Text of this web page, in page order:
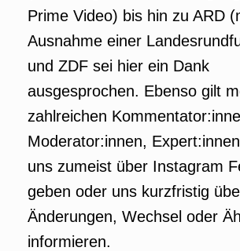
Prime Video) bis hin zu ARD
Ausnahme einer
und ZDF sei hier ein Dank
ausgesprochen. Ebenso gilt
zahlreichen
Moderator:innen,
uns zumeist über Instagram
geben oder uns kurzfristig
Änderungen, Wechsel oder
informieren.